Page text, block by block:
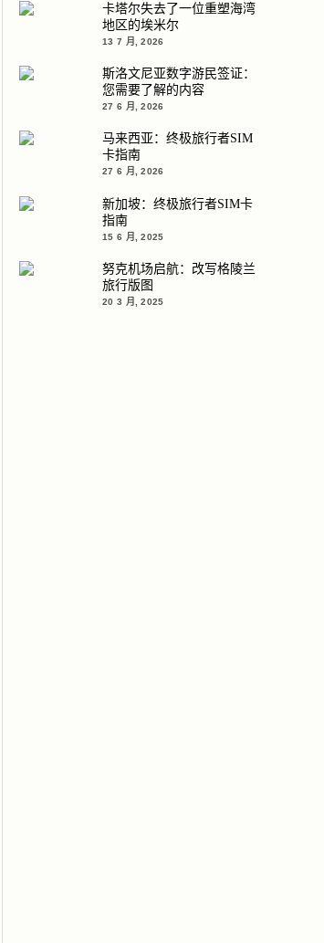
卡塔尔失去了一位重塑海湾
地区的埃米尔
13 7 月, 2026
斯洛文尼亚数字游民签证：
您需要了解的内容
27 6 月, 2026
马来西亚：终极旅行者SIM
卡指南
27 6 月, 2026
新加坡：终极旅行者SIM卡
指南
15 6 月, 2025
努克机场启航：改写格陵兰
旅行版图
20 3 月, 2025